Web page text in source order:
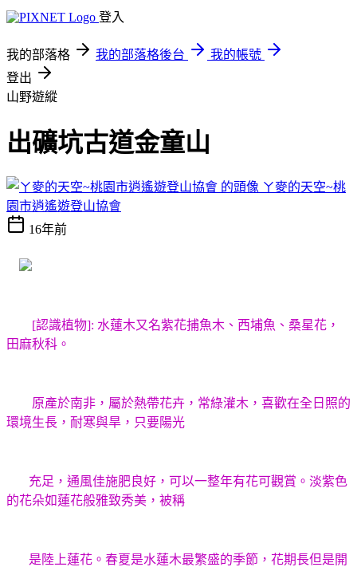
登入
我的部落格 我的部落格後台
我的帳號
登出
山野遊縱
出礦坑古道金童山
ㄚ麥的天空~桃
園市逍遙遊登山協會
16年前
[認識植物]: 水蓮木又名紫花捕魚木、西埔魚、桑星花，
田麻秋科。
原產於南非，屬於熱帶花卉，常綠灌木，喜歡在全日照的
環境生長，耐寒與旱，只要陽光
充足，通風佳施肥良好，可以一整年有花可觀賞。淡紫色
的花朵如蓮花般雅致秀美，被稱
是陸上蓮花。春夏是水蓮木最繁盛的季節，花期長但是開